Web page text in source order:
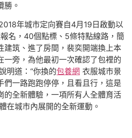
勝。
年城市定向賽自4月19日啟動以
名，40個點標、5條特點線路，簡
建筑、進了房間，裴奕開端換上本
一旁，為他最初一次確認了包裡的
明道：“你換的包養網 衣服城市景
們一路跑跑停停，且看且行，這是
的全新體驗，一項所有人全體育活
在城市內展開的全新運動。